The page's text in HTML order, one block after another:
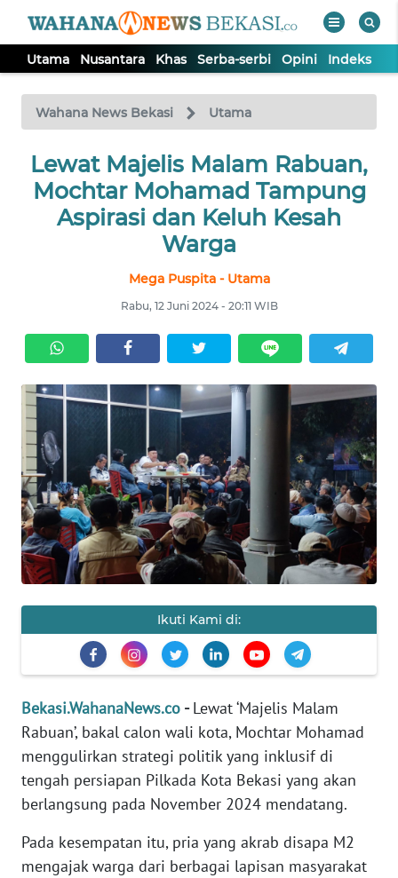
Utama Nusantara Khas Serba-serbi Opini Indeks
Wahana News Bekasi Utama
Lewat Majelis Malam Rabuan,
Mochtar Mohamad Tampung
Aspirasi dan Keluh Kesah
Warga
Mega Puspita - Utama
Rabu, 12 Juni 2024 - 20:11 WIB
Ikuti Kami di:
Bekasi.WahanaNews.co -Lewat ‘Majelis Malam
Rabuan’, bakal calon wali kota, Mochtar Mohamad
menggulirkan strategi politik yang inklusif di
tengah persiapan Pilkada Kota Bekasi yang akan
berlangsung pada November 2024 mendatang.
Pada kesempatan itu, pria yang akrab disapa M2
mengajak warga dari berbagai lapisan masyarakat
TV
Tutup
UTAMA
NUSANTARA
SERBI
OPINI
Informasi
INDEKS
BERITA
KONTAK
KAMI
KAMI
PEDOMAN
SIBER
REDAKSI
KARIR